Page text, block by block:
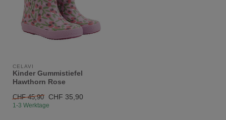
CELAVI
Kinder Gummistiefel
Hawthorn Rose
CHF 45,90 CHF 35,90
1-3 Werktage